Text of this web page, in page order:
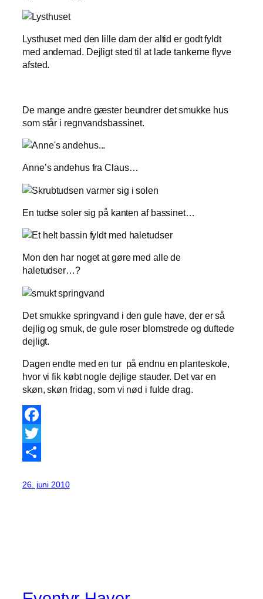
Lysthuset med den lille dam der altid er godt fyldt
med andemad. Dejligt sted til at lade tankerne flyve
afsted.
De mange andre gæster beundrer det smukke hus
som står i regnvandsbassinet.
Anne’s andehus fra Claus…
En tudse soler sig på kanten af bassinet…
Mon den har noget at gøre med alle de
haletudser…?
Det smukke springvand i den gule have, der er så
dejlig og smuk, de gule roser blomstrede og duftede
dejligt.
Dagen endte med en tur på endnu en planteskole,
hvor vi fik købt nogle dejlige stauder. Det var en
skøn, skøn fridag, som vi nød i fulde drag.
Facebook
Twitter
26. juni 2010